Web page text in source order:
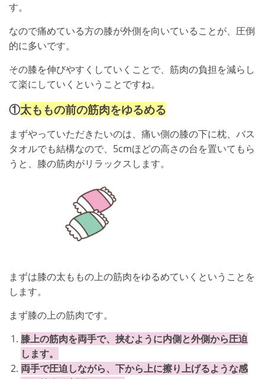
す。
なので痛めている方の膝が外側を向いていることが、圧倒
的に多いです。
その膝を伸びやすくしていくことで、筋肉の負担を減らし
て楽にしていくということですね。
①太ももの前の筋肉をゆるめる
まずやっていただきたいのは、痛い側の膝の下に枕、バス
タオルでも結構なので、5cmほどの高さの台を置いてもら
うと、膝の筋肉がリラックスします。
まずは膝の太ももの上の筋肉をゆるめていくということを
します。
まず膝の上の筋肉です。
膝上の筋肉を両手で、挟むように内側と外側から圧迫
します。
両手で圧迫しながら、下から上に擦り上げるような感